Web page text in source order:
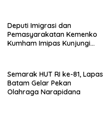
Deputi Imigrasi dan
Pemasyarakatan Kemenko
Kumham Imipas Kunjungi
Semarak HUT RI ke-81, Lapas
Batam Gelar Pekan
Olahraga Narapidana